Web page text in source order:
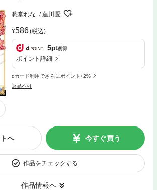
愁堂れな 蓮川愛
586(税込)
5pt獲得
ポイント詳細
dカード利用でさらにポイント+2%
返品不可
へ 今すぐ買う
作品をチェックする
作品情報へ